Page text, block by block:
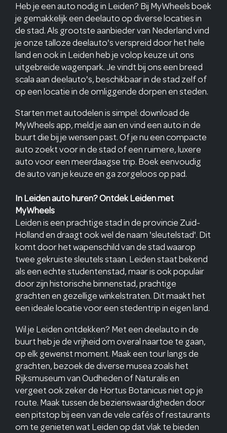
Heb je een auto nodig in Leiden? Bij MyWheels boek
je gemakkelijk een deelauto op diverse locaties in
de stad. Als grootste aanbieder van Nederland vind
je onze talloze deelauto's verspreid door het hele
land en ook in Leiden heb je volop keuze uit ons
uitgebreide wagenpark. Je vindt bij ons een breed
scala aan deelauto's, beschikbaar in de stad zelf of
op een locatie in de omliggende dorpen en steden.
Starten met autodelen is simpel: download de
MyWheels app, meld je aan en vind een auto in de
buurt die bij je wensen past. Of je nu een compacte
auto zoekt voor in de stad of een ruimere, luxere
auto voor een meerdaagse trip. Boek eenvoudig
de auto van je keuze en ga zorgeloos op pad.
In Leiden auto huren? Ontdek Leiden met
MyWheels
Leiden is een prachtige stad in de provincie Zuid-
Holland en draagt ook wel de naam 'sleutelstad'. Dit
komt door het wapenschild van de stad waarop
twee gekruiste sleutels staan. Leiden staat bekend
als een echte studentenstad, maar is ook populair
door zijn historische binnenstad, prachtige
grachten en gezellige winkelstraten. Dit maakt het
een ideale locatie voor een stedentrip in eigen land.
Wil je Leiden ontdekken? Met een deelauto in de
buurt heb je de vrijheid om overal naartoe te gaan,
op elk gewenst moment. Maak een tour langs de
grachten, bezoek de diverse musea zoals het
Rijksmuseum van Oudheden of Naturalis en
vergeet ook zeker de Hortus Botanicus niet op je
route. Maak tussen de bezienswaardigheden door
een pitstop bij een van de vele cafés of restaurants
om te genieten wat Leiden op dat vlak te bieden